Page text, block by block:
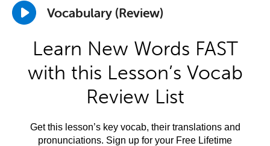
Vocabulary (Review)
Learn New Words FAST
with this Lesson’s Vocab
Review List
Get this lesson’s key vocab, their translations and
pronunciations. Sign up for your Free Lifetime